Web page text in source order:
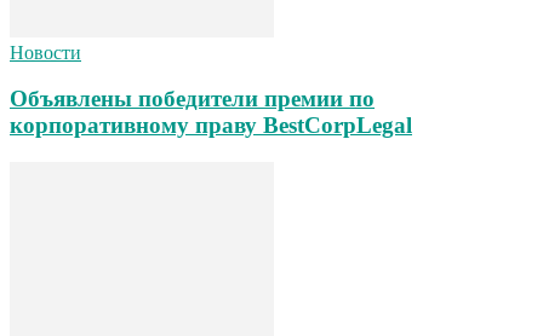
Новости
Объявлены победители премии по
корпоративному праву BestCorpLegal